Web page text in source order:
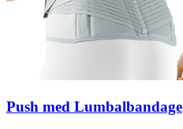
Push med Lumbalbandage